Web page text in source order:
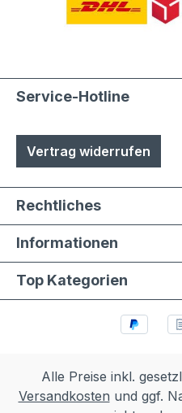
Service-Hotline
Vertrag widerrufen
Rechtliches
Informationen
Top Kategorien
Alle Preise inkl.
Versandkosten und ggf.